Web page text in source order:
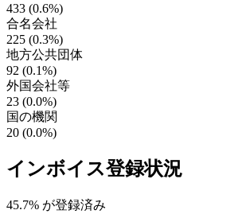
433 (0.6%)
合名会社
225 (0.3%)
地方公共団体
92 (0.1%)
外国会社等
23 (0.0%)
国の機関
20 (0.0%)
インボイス登録状況
45.7% が登録済み